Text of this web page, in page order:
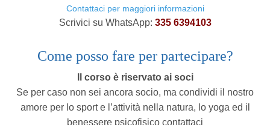
Contattaci per maggiori informazioni
Scrivici su WhatsApp: 335 6394103
Come posso fare per partecipare?
Il corso è riservato ai soci
Se per caso non sei ancora socio, ma condividi il nostro
amore per lo sport e l’attività nella natura, lo yoga ed il
benessere psicofisico contattaci